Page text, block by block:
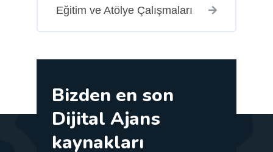
Eğitim ve Atölye Çalışmaları
Bizden en son
Dijital Ajans
kaynakları